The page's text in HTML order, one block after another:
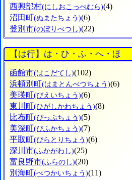
西興部村(にしおこっぺむら)(4)
沼田町(ぬまたちょう)(6)
登別市(のぼりべつし)(22)
【は行】は・ひ・ふ・へ・ほ
函館市(はこだてし)(102)
浜頓別町(はまとんべつちょう)(6)
美瑛町(びえいちょう)(6)
東川町(ひがしかわちょう)(8)
比布町(ぴっぷちょう)(5)
美深町(びふかちょう)(7)
平取町(びらとりちょう)(6)
深川市(ふかがわし)(25)
富良野市(ふらのし)(20)
別海町(べつかいちょう)(11)